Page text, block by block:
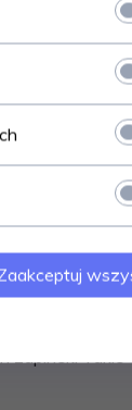
kominka. Jest
zapinek. Takie